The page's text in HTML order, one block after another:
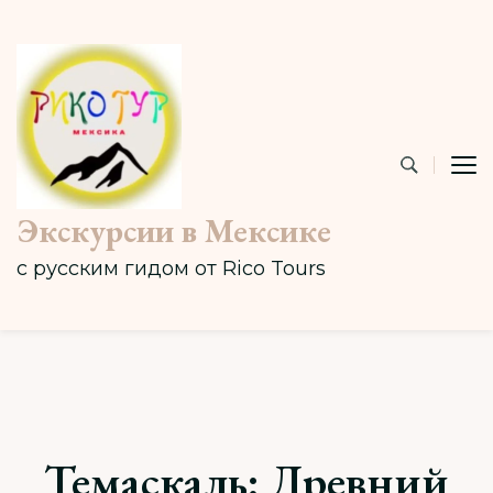
Экскурсии в Мексике
с русским гидом от Rico Tours